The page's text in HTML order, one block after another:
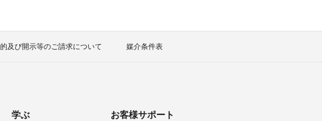
及び開示等のご請求について 媒介条件表
学ぶ お客様サポート